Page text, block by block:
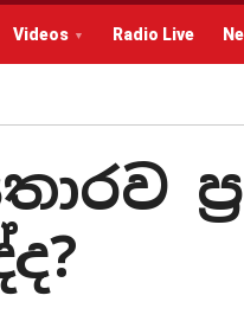
Videos Radio Live